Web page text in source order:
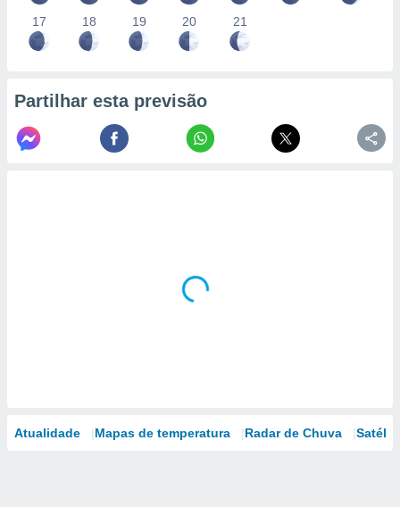
17 18 19 20 21
Partilhar esta previsão
Atualidade Mapas de temperatura Radar de Chuva